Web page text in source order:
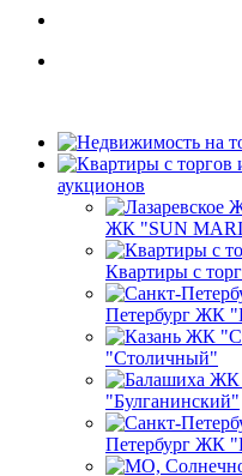
аукционов
ЖК "SUN
Квартиры с
Петербург ЖК
"Столичный"
"Булганинский"
Петербург ЖК